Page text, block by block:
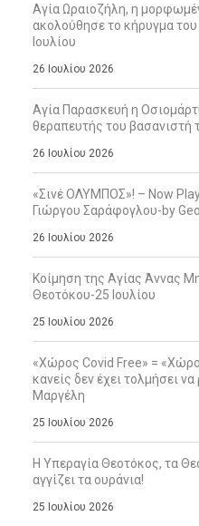
Αγία Ωραιοζήλη, η
ακολούθησε το κήρυγμα
Ιουλίου
26 Ιουλίου 2026
Αγία Παρασκευή η
θεραπευτής του βασανιστή
26 Ιουλίου 2026
«Σινέ ΟΛΥΜΠΟΣ»! – Now
Γιώργου Σαράφογλου-by
26 Ιουλίου 2026
Κοίμηση της Αγίας Άννας
Θεοτόκου-25 Ιουλίου
25 Ιουλίου 2026
«Χώρος Covid Free» =
κανείς δεν έχει τολμήσει
Μαργέλη
25 Ιουλίου 2026
Η Υπεραγία Θεοτόκος, τα
αγγίζει τα ουράνια!
25 Ιουλίου 2026